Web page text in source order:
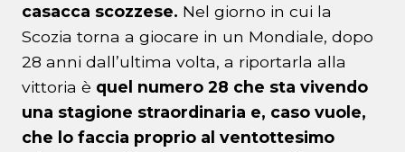
casacca scozzese. Nel giorno in cui la
Scozia torna a giocare in un Mondiale, dopo
28 anni dall’ultima volta, a riportarla alla
vittoria è quel numero 28 che sta vivendo
una stagione straordinaria e, caso vuole,
che lo faccia proprio al ventottesimo